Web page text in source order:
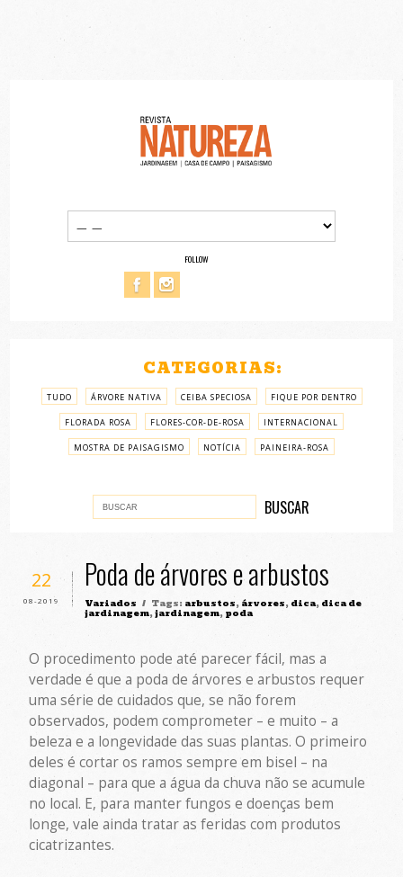
FOLLOW
CATEGORIAS:
TUDO ÁRVORE NATIVA CEIBA SPECIOSA FIQUE POR DENTRO
FLORADA ROSA FLORES-COR-DE-ROSA INTERNACIONAL
MOSTRA DE PAISAGISMO NOTÍCIA PAINEIRA-ROSA
22
08-2019
Poda de árvores e arbustos
Variados / Tags: arbustos, árvores, dica, dica de
jardinagem,jardinagem, poda
O procedimento pode até parecer fácil, mas a
verdade é que a poda de árvores e arbustos requer
uma série de cuidados que, se não forem
observados, podem comprometer – e muito – a
beleza e a longevidade das suas plantas. O primeiro
deles é cortar os ramos sempre em bisel – na
diagonal – para que a água da chuva não se acumule
no local. E, para manter fungos e doenças bem
longe, vale ainda tratar as feridas com produtos
cicatrizantes.